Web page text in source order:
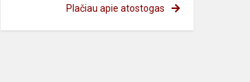
Plačiau apie atostogas